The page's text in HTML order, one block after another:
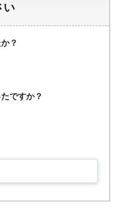
い
？
ですか？